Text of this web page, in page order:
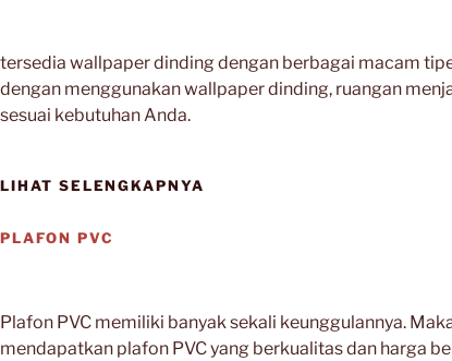
tersedia wallpaper dinding dengan berbagai macam
dengan menggunakan wallpaper dinding, ruangan
sesuai kebutuhan Anda.
LIHAT SELENGKAPNYA
PLAFON PVC
Plafon PVC memiliki banyak sekali keunggulannya.
mendapatkan plafon PVC yang berkualitas dan harga